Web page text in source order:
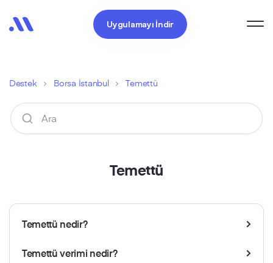
Uygulamayı İndir
Destek Borsa İstanbul Temettü
Temettü
Temettü nedir?
Temettü verimi nedir?